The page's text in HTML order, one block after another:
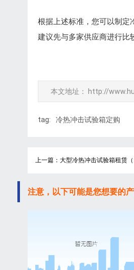
根据上述标准，您可以制定
建议先与多家供应商进行比
本文地址： http://
tag: 冷热冲击试验箱定购
上一篇：大型冷热冲击试验箱租赁
注意，以下可能是您想要的